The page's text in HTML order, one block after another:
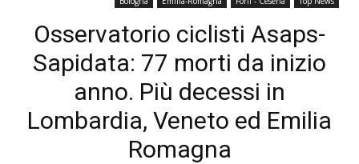
Osservatorio ciclisti Asaps-
Sapidata: 77 morti da inizio
anno. Più decessi in
Lombardia, Veneto ed Emilia
Romagna